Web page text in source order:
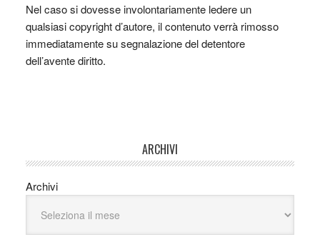
Nel caso si dovesse involontariamente ledere un
qualsiasi copyright d’autore, il contenuto verrà rimosso
immediatamente su segnalazione del detentore
dell’avente diritto.
ARCHIVI
Archivi